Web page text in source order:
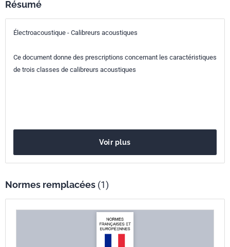
17.140.01
Indice de
S31-139
Numéro de tirage 1 - juillet 1998
Résumé
Électroacoustique - Calibreurs acoustiques
Ce document donne des prescriptions concernant les caractéristiques
de trois classes de calibreurs acoustiques
Voir plus
Normes remplacées (1)